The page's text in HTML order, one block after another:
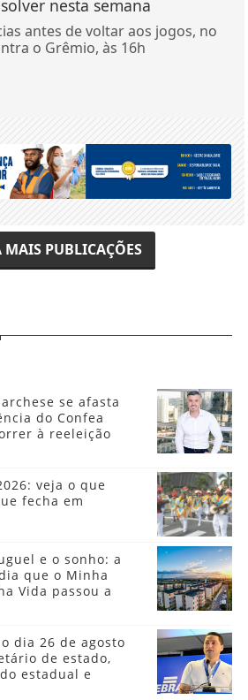
nesta semana
antes de voltar aos jogos, no
o Grêmio, às 16h
MAIS PUBLICAÇÕES
se afasta
do Confea
à reeleição
veja o que
fecha em
e o sonho: a
que o Minha
Vida passou a
dia 26 de agosto
de estado,
estadual e